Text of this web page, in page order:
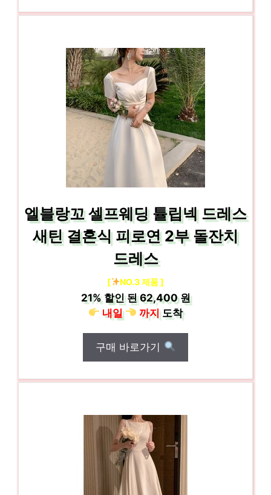
엘블랑꼬 셀프웨딩 튤립넥 드레스
새틴 결혼식 피로연 2부 돌잔치
드레스
[ NO.3 제품 ]
21%할인 된62,400 원
내일
까지도착
구매 바로가기